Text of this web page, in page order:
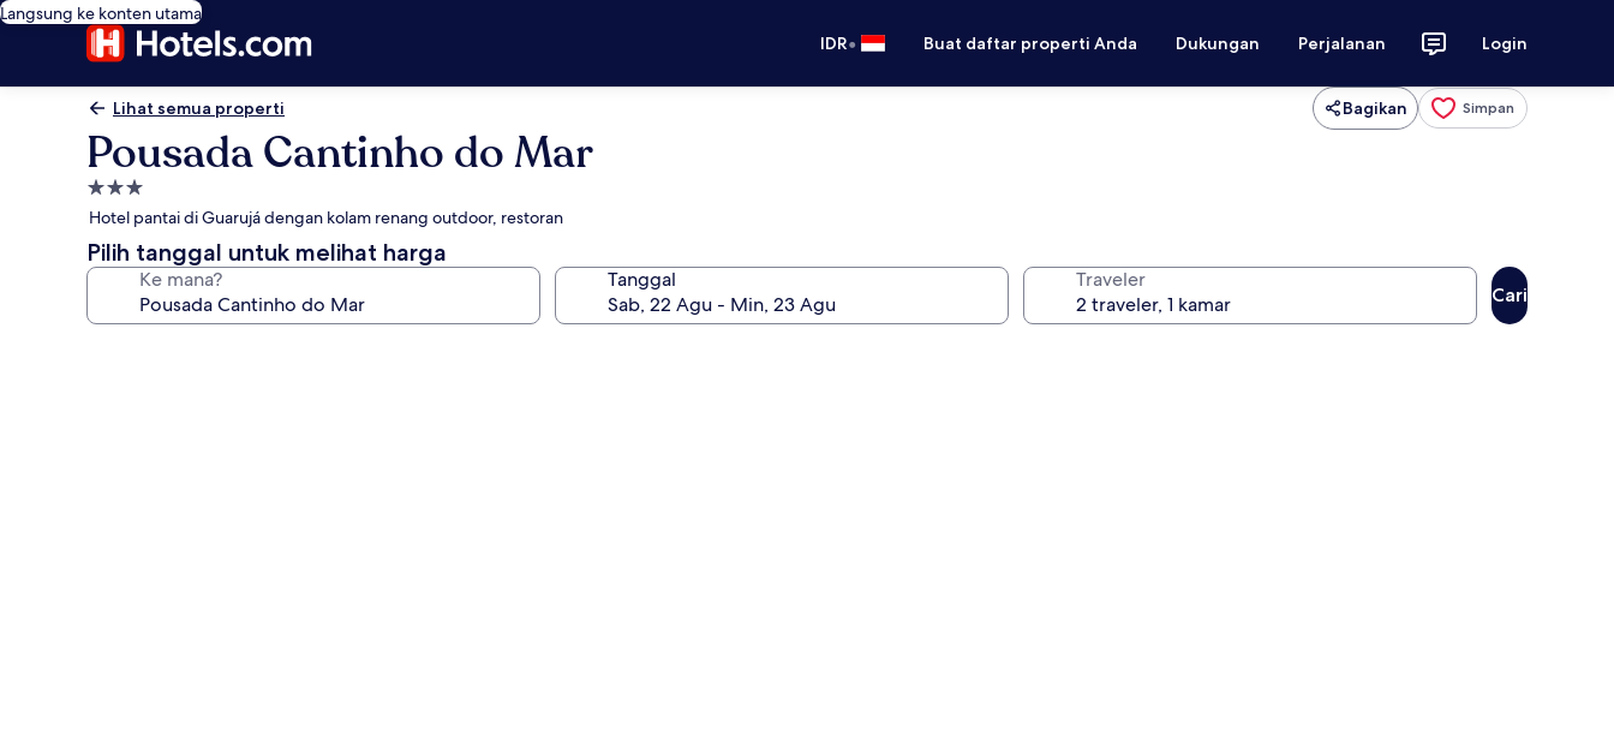
Langsung ke konten utama
IDR• Buat daftar properti Anda Dukungan Perjalanan Login
Lihat semua properti Bagikan Simpan
Pousada Cantinho do Mar
Properti
bintang
3.0
Hotel pantai di Guarujá dengan kolam renang outdoor, restoran
Pilih tanggal untuk melihat harga
Ke mana? Tanggal Traveler
Cari